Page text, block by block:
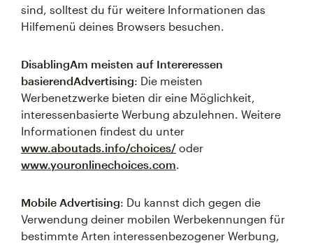
sind, solltest du für weitere Informationen das
Hilfemenü deines Browsers besuchen.
DisablingAm meisten auf Intereressen
basierendAdvertising: Die meisten
Werbenetzwerke bieten dir eine Möglichkeit,
interessenbasierte Werbung abzulehnen. Weitere
Informationen findest du unter
www.aboutads.info/choices/ oder
www.youronlinechoices.com.
Mobile Advertising: Du kannst dich gegen die
Verwendung deiner mobilen Werbekennungen für
bestimmte Arten interessenbezogener Werbung,